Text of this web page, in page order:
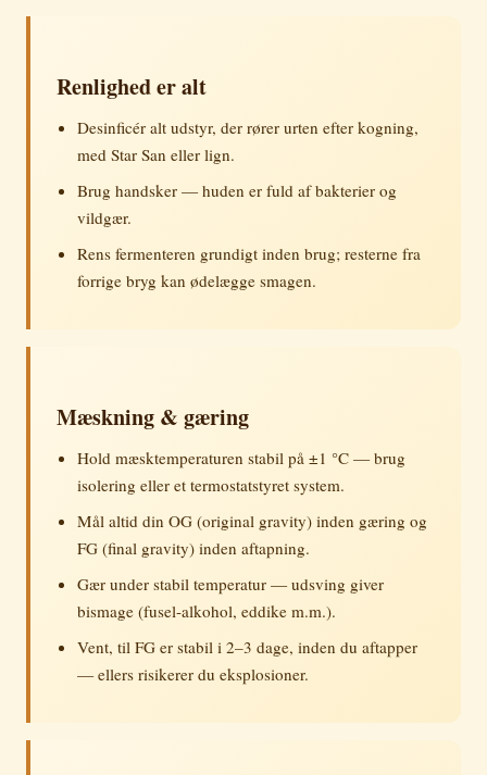
Renlighed er alt
Desinficér alt udstyr, der rører urten efter kogning,
med Star San eller lign.
Brug handsker — huden er fuld af bakterier og
vildgær.
Rens fermenteren grundigt inden brug; resterne fra
forrige bryg kan ødelægge smagen.
Mæskning & gæring
Hold mæsktemperaturen stabil på ±1 °C — brug
isolering eller et termostatstyret system.
Mål altid din OG (original gravity) inden gæring og
FG (final gravity) inden aftapning.
Gær under stabil temperatur — udsving giver
bismage (fusel-alkohol, eddike m.m.).
Vent, til FG er stabil i 2–3 dage, inden du aftapper
— ellers risikerer du eksplosioner.